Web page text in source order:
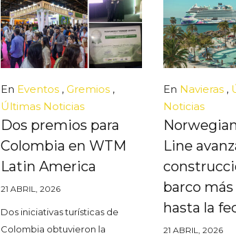
En Eventos, Gremios,
Últimas Noticias
Dos premios para
Colombia en WTM
Latin America
21 ABRIL, 2026
Dos iniciativas turísticas de
Colombia obtuvieron la
En Navieras ,
Noticias
Line
barco
hasta la
21 ABRIL, 2026